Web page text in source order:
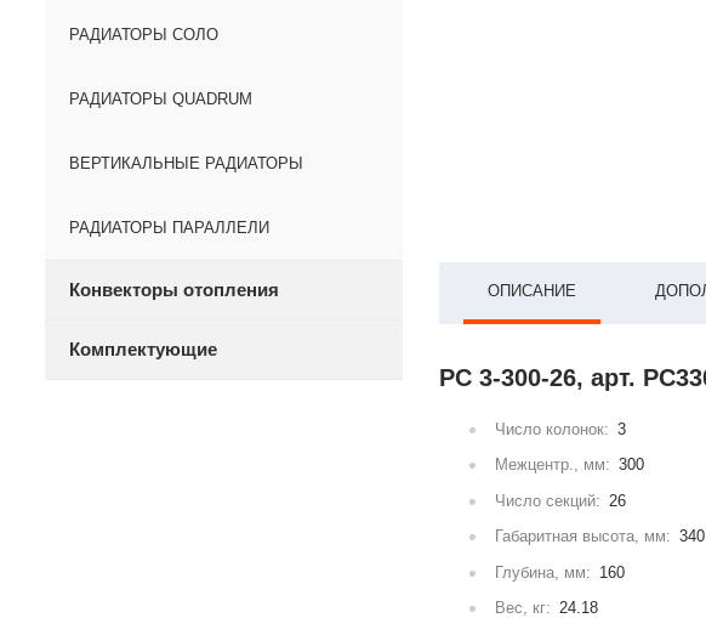
РАДИАТОРЫ СОЛО
РАДИАТОРЫ QUADRUM
ВЕРТИКАЛЬНЫЕ РАДИАТОРЫ
РАДИАТОРЫ ПАРАЛЛЕЛИ
Конвекторы отопления
Комплектующие
ОПИСАНИЕ
РС 3-300-26, арт.
Число колонок: 3
Межцентр., мм: 300
Число секций: 26
Габаритная высота, мм: 340
Глубина, мм: 160
Вес, кг: 24.18